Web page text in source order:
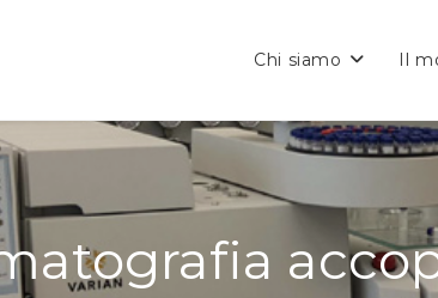
Chi siamo Il